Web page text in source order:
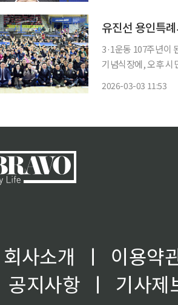
유진선 용인특
3·1운동 107주년이
기념식장에, 오후 시
2026-03-03 11:53
회사소개 ㅣ
이용약
공지사항
ㅣ
기사제